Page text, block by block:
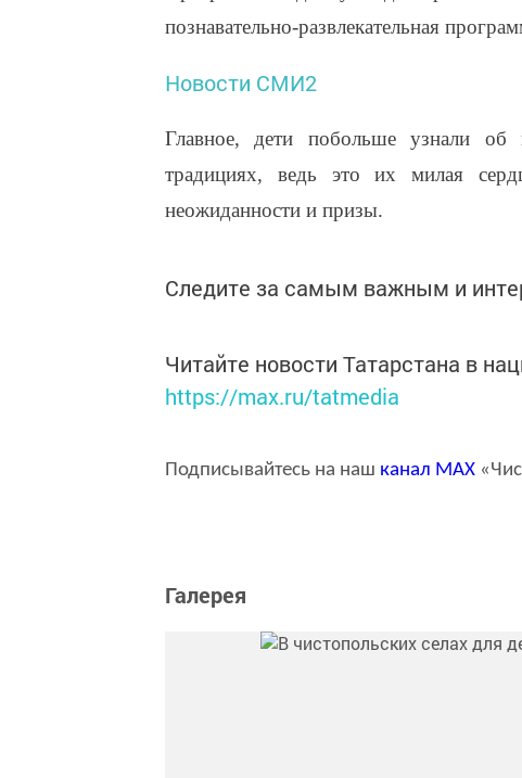
познавательно-развлекательная
Новости СМИ2
Главное, дети побольше узнали об
традициях, ведь это их милая
неожиданности и призы.
Следите за самым важным и
Читайте новости Татарстана в
https://max.ru/tatmedia
Подписывайтесь на наш канал MAX
Галерея